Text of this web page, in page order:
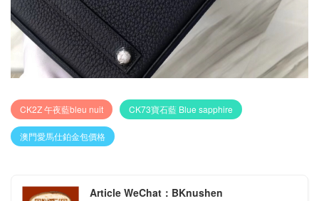
CK2Z 午夜藍bleu nuit CK73寶石藍 Blue sapphire
澳門愛馬仕鉑金包價格
Article WeChat：BKnushen